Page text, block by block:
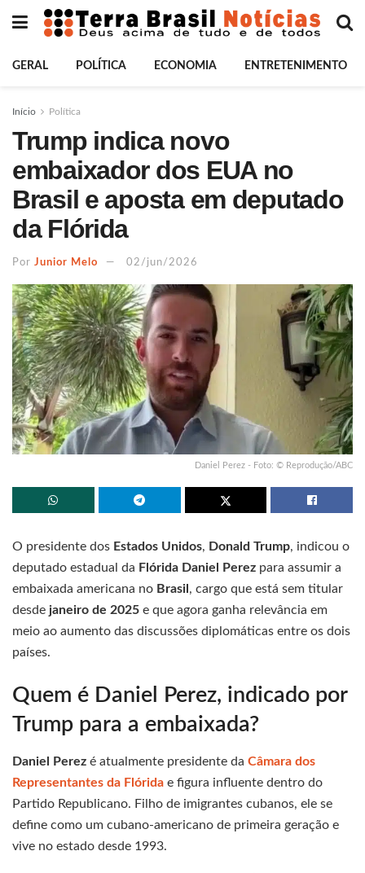
GERAL POLÍTICA ECONOMIA ENTRETENIMENTO
Início Política
Trump indica novo
embaixador dos EUA no
Brasil e aposta em deputado
da Flórida
Por Junior Melo 02/jun/2026
Daniel Perez - Foto: © Reprodução/ABC
O presidente dos Estados Unidos, Donald Trump, indicou o
deputado estadual da Flórida Daniel Perez para assumir a
embaixada americana no Brasil , cargo que está sem titular
desde janeiro de 2025 e que agora ganha relevância em
meio ao aumento das discussões diplomáticas entre os dois
países.
Quem é Daniel Perez, indicado por
Trump para a embaixada?
Daniel Perez é atualmente presidente da Câmara dos
Representantes da Flórida e figura influente dentro do
Partido Republicano. Filho de imigrantes cubanos, ele se
define como um cubano-americano de primeira geração e
vive no estado desde 1993.